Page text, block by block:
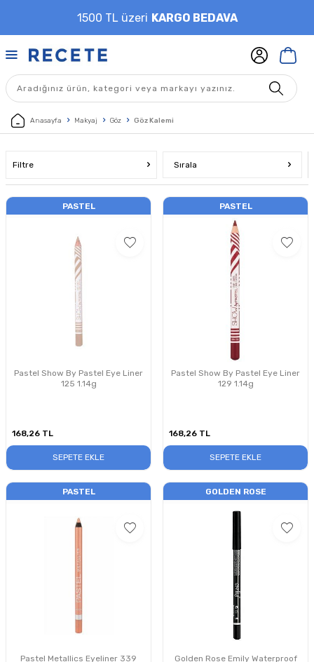
1500 TL üzeri KARGO BEDAVA
Anasayfa Makyaj Göz Göz Kalemi
Filtre Sırala
PASTEL
Pastel Show By Pastel Eye Liner
125 1.14g
168,26 TL
SEPETE EKLE
PASTEL
Pastel Show By Pastel Eye Liner
129 1.14g
168,26 TL
SEPETE EKLE
PASTEL
Pastel Metallics Eyeliner 339
GOLDEN ROSE
Golden Rose Emily Waterproof